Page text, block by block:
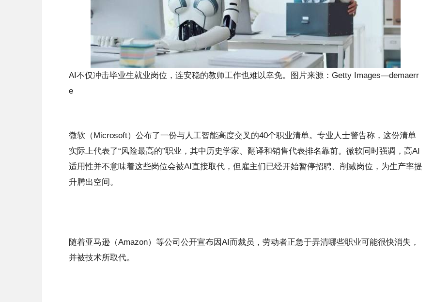
AI不仅冲击毕业生就业岗位，连安稳的教师工作也难以幸免。图片来源：Getty Images—demaerr
e
微软（Microsoft）公布了一份与人工智能高度交叉的40个职业清单。专业人士警告称，这份清单
实际上代表了“风险最高的”职业，其中历史学家、翻译和销售代表排名靠前。微软同时强调，高AI
适用性并不意味着这些岗位会被AI直接取代，但雇主们已经开始暂停招聘、削减岗位，为生产率提
升腾出空间。
随着亚马逊（Amazon）等公司公开宣布因AI而裁员，劳动者正急于弄清哪些职业可能很快消失，
并被技术所取代。